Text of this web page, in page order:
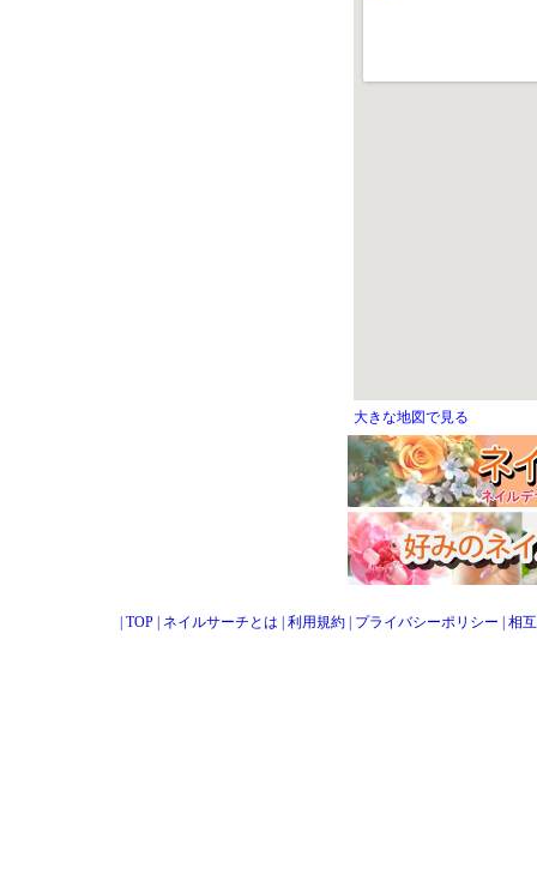
大きな地図で見る
TOP ネイルサーチとは 利用規約 プライバシーポリシー 相